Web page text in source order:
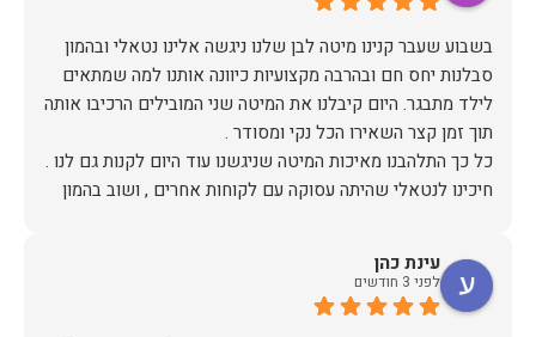
בשבוע שעבר קנינו מיטה לבן שלנו ניגשה אלינו נטאלי ובהמון
סבלנות יחס חם ובהרבה מקצועיות כיוונה אותנו למה שמתאים
לילד מתבגר. היום קיבלנו את המיטה שני המובילים הרכיבו אותה
חיכינו לנטאלי שהיתה עסוקה עם לקוחות אחרים , ושוב בהמון
ממליצה בחום !!!
עינת כהן
לפני 3 חודשים